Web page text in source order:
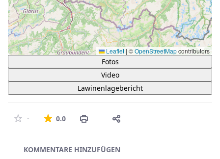
Leaflet | ©OpenStreetMapcontributors
Fotos
Video
Lawinenlagebericht
- 0.0Die durchschnittliche Bewertung ist 0 von 5
Asset-Herausgeber
KOMMENTARE HINZUFÜGEN